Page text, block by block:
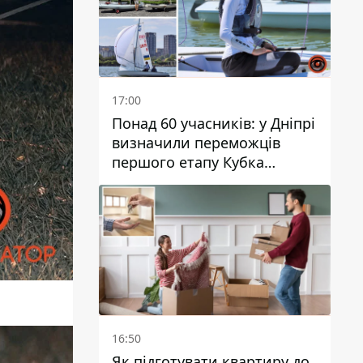
17:00
Понад 60 учасників: у Дніпрі
визначили переможців
першого етапу Кубка
України з вітрильного
спорту
16:50